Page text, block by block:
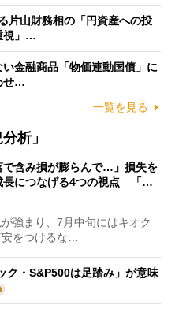
片山財務相の「円資産への投
視」…
金融商品「物価連動国債」に
せ…
一覧を見る
析」
で含み損が膨らんで…」損失を
長につなげる4つの視点 「…
強まり、7月中旬にはキオク
をつけるな…
ク・S&P500は足踏み」が意味